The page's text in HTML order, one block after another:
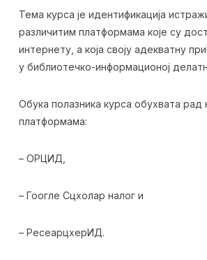
Тема курса је идентификација
различитим платформама које су
интернету, а која своју адекватну
у библиотечко-информационој
Обука полазника курса обухвата рад
платформама:
– ОРЦИД,
– Гоогле Сцхолар налог и
– РесеарцхерИД.